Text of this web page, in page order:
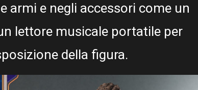
armi e negli accessori come un
lettore musicale portatile per
della figura.